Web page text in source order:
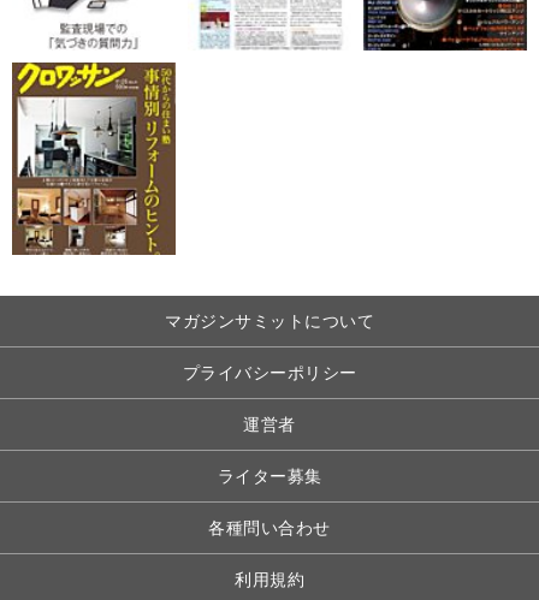
マガジンサミットについて
プライバシーポリシー
運営者
ライター募集
各種問い合わせ
利用規約